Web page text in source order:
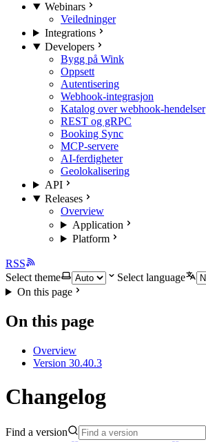
Webinars
Veiledninger
Integrations
Developers
Bygg på Wink
Oppsett
Autentisering
Webhook-integrasjon
Katalog over webhook-hendelser
REST og gRPC
Booking Sync
MCP-servere
AI-ferdigheter
Geolokalisering
API
Releases
Overview
Application
Platform
RSS
Select theme
Select language
On this page
On this page
Overview
Version 30.40.3
Changelog
Find a version